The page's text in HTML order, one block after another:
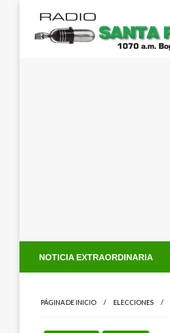
contenido
NOTICIA EXTRAORDINARIA
PÁGINA DE INICIO ELECCIONES